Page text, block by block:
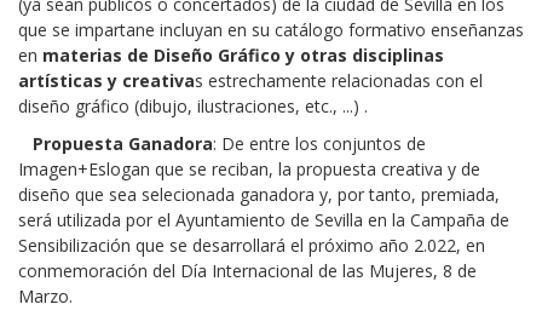
que se impartane incluyan en su catálogo formativo enseñanzas
en materias de Diseño Gráfico y otras disciplinas
artísticas y creativas estrechamente relacionadas con el
diseño gráfico (dibujo, ilustraciones, etc., ...) .
Propuesta Ganadora: De entre los conjuntos de
Imagen+Eslogan que se reciban, la propuesta creativa y de
diseño que sea selecionada ganadora y, por tanto, premiada,
será utilizada por el Ayuntamiento de Sevilla en la Campaña de
Sensibilización que se desarrollará el próximo año 2.022, en
conmemoración del Día Internacional de las Mujeres, 8 de
Marzo.